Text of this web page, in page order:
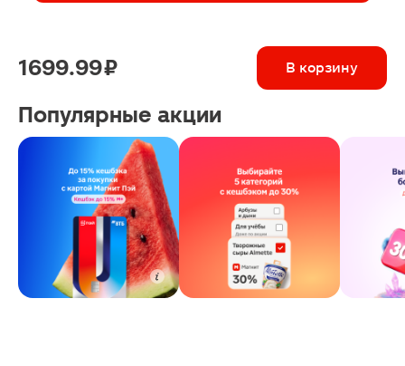
1699.99 ₽ В корзину
Популярные акции